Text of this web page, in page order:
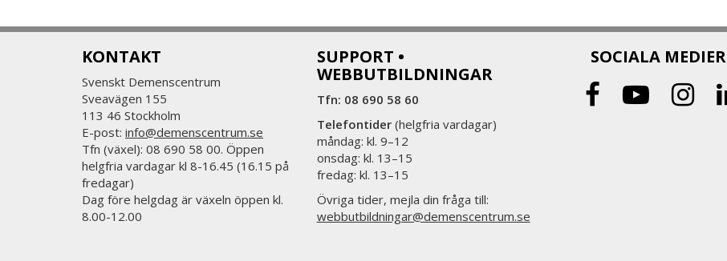
KONTAKT
Svenskt Demenscentrum
Sveavägen 155
113 46 Stockholm
E-post: info@demenscentrum.se
Tfn (växel): 08 690 58 00. Öppen
helgfria vardagar kl 8-16.45 (16.15 på
fredagar)
Dag före helgdag är växeln öppen kl.
8.00-12.00
SUPPORT •
WEBBUTBILDNINGAR
Tfn: 08 690 58 60
Telefontider(helgfria vardagar)
måndag: kl. 9–12
onsdag: kl. 13–15
fredag: kl. 13–15
Övriga tider, mejla din fråga till:
webbutbildningar@demenscentrum.se
SOCIALA MEDIER